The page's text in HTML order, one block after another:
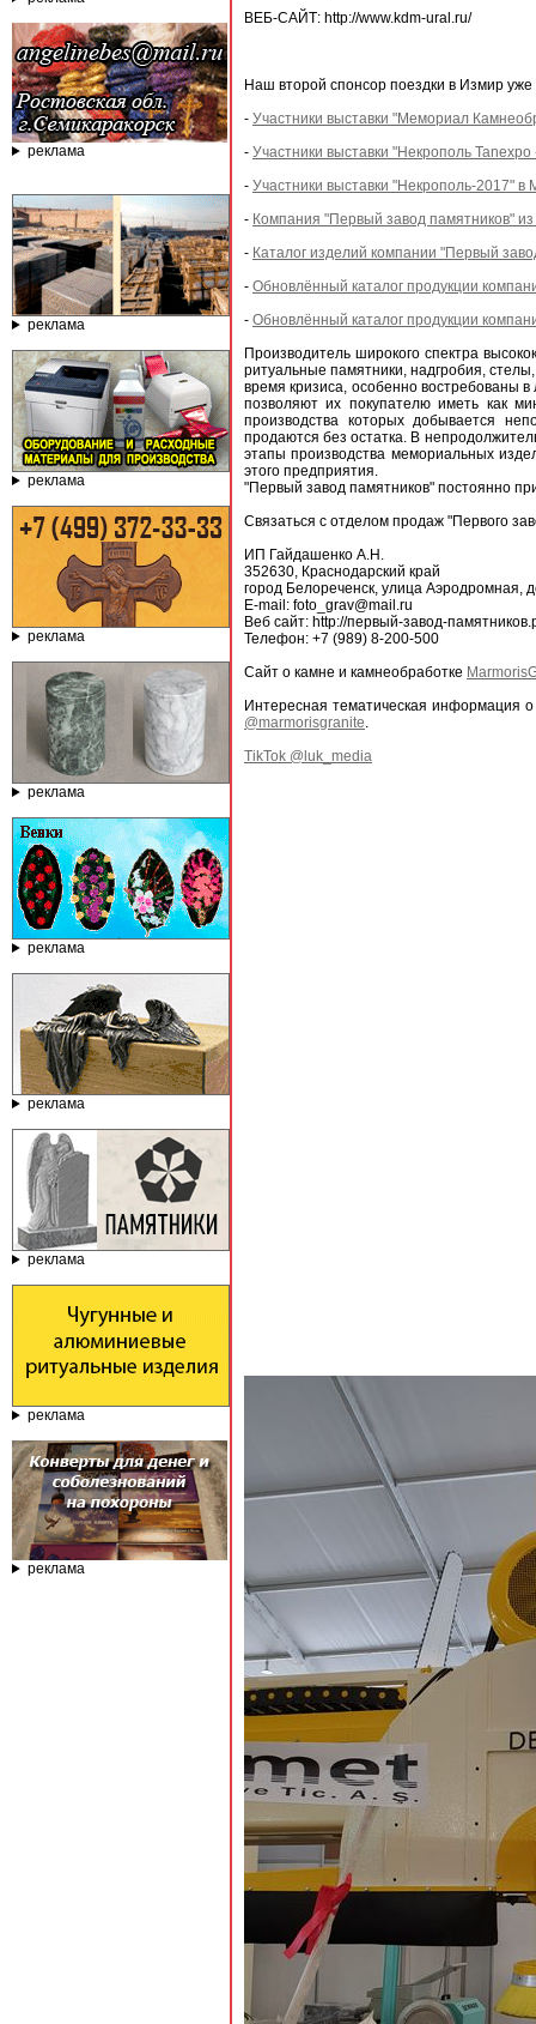
реклама
реклама
реклама
реклама
реклама
реклама
реклама
реклама
реклама
реклама
ВЕБ-САЙТ: http://www.kdm-ural.ru/
Наш второй спонсор поездки в Измир
- Участники выставки "Мемориал
- Участники выставки "Некрополь
- Участники выставки "Некрополь-2017" в
- Компания "Первый завод памятников"
- Каталог изделий компании "Первый
- Обновлённый каталог продукции
- Обновлённый каталог продукции
Производитель широкого спектра
ритуальные памятники, надгробия,
время кризиса, особенно востребованы
позволяют их покупателю иметь как
производства которых добывается
продаются без остатка. В
этапы производства мемориальных
этого предприятия.
"Первый завод памятников" постоянно
Связаться с отделом продаж "Первого
ИП Гайдашенко А.Н.
352630, Краснодарский край
город Белореченск, улица Аэродромная,
E-mail: foto_grav@mail.ru
Веб сайт: http://первый-завод-
Телефон: +7 (989) 8-200-500
Сайт о камне и камнеобработке
Интересная тематическая информация
@marmorisgranite.
TikTok @luk_media